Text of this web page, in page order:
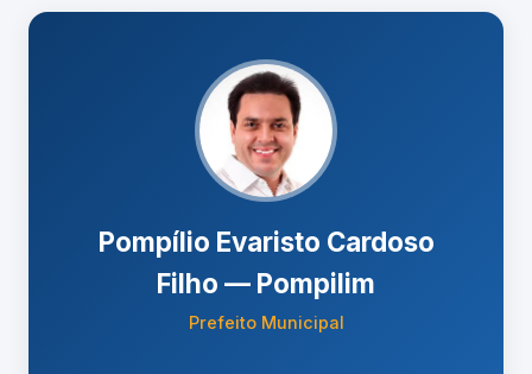
Pompílio Evaristo Cardoso
Filho — Pompilim
Prefeito Municipal